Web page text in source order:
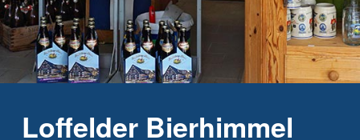
Loffelder Bierhimmel